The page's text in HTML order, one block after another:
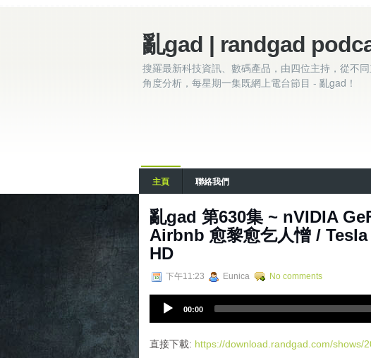
亂gad | randgad
搜羅最新科技資訊、數碼產品，由四位主持，從不
角度分析，每星期一集既網上電台節目 - 亂gad！
主頁 聯絡我們
亂‌‌‌gad‌‌‌ ‌‌‌‌‌第‌‌‌630集 ~ nVIDIA
Airbnb 愈黎愈乞人憎 /
HD
下午11:23 Eunica No comments
i
00:00
直接下載: https://download.randgad.com/shows/